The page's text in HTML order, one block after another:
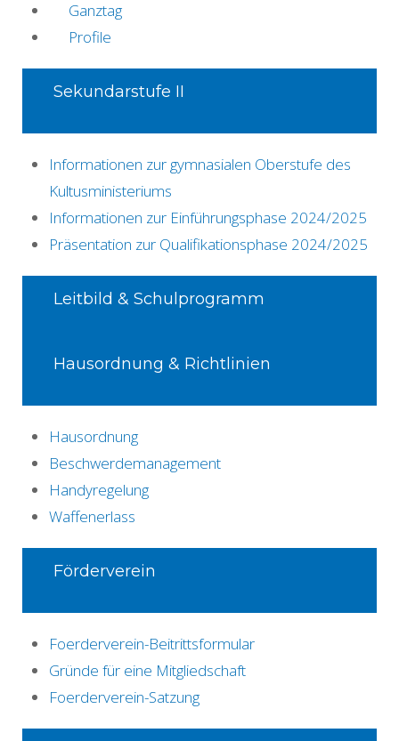
Ganztag
Profile
Sekundarstufe II
Informationen zur gymnasialen Oberstufe des
Kultusministeriums
Informationen zur Einführungsphase 2024/2025
Präsentation zur Qualifikationsphase 2024/2025
Leitbild & Schulprogramm
Hausordnung & Richtlinien
Hausordnung
Beschwerdemanagement
Handyregelung
Waffenerlass
Förderverein
Foerderverein-Beitrittsformular
Gründe für eine Mitgliedschaft
Foerderverein-Satzung